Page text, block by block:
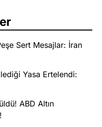
Sert Mesajlar: İran
Yasa Ertelendi:
ABD Altın